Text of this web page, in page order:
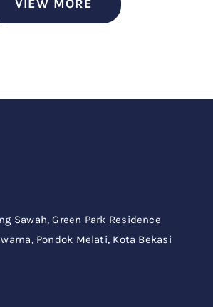
VIEW MORE
Sawah,Green Park Residence
Pondok Melati, Kota Bekasi